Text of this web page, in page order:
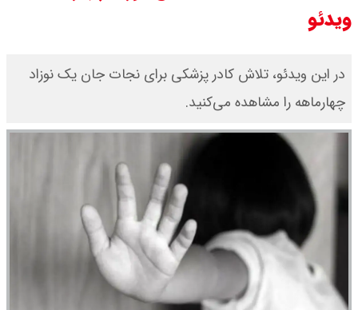
به ایران باز شود آن را قطع می‌کنیم +
ویدیو
ونس در بن‌بست سیاسی قرار دارد
ویدئو
در این ویدئو، تلاش کادر پزشکی برای نجات جان یک نوزاد
چهارماهه را مشاهده می‌کنید.